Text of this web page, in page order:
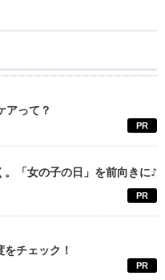
アって？
PR
。「女の子の日」を前向きに♪
PR
チェック！
PR